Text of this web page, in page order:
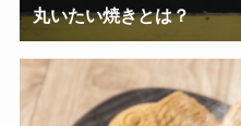
丸いたい焼きとは？